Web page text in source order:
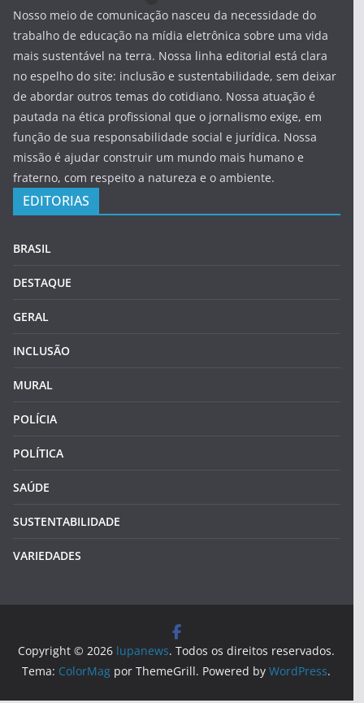
Nosso meio de comunicação nasceu da necessidade do
trabalho de educação na mídia eletrônica sobre uma vida
mais sustentável na terra. Nossa linha editorial está clara
no espelho do site: inclusão e sustentabilidade, sem deixar
de abordar outros temas do cotidiano. Nossa atuação é
pautada na ética profissional que o jornalismo exige, em
função de sua responsabilidade social e jurídica. Nossa
missão é ajudar construir um mundo mais humano e
fraterno, com respeito a natureza e o ambiente.
EDITORIAS
BRASIL
DESTAQUE
GERAL
INCLUSÃO
MURAL
POLÍCIA
POLÍTICA
SAÚDE
SUSTENTABILIDADE
VARIEDADES
Copyright © 2026 lupanews. Todos os direitos reservados.
Tema: ColorMag por ThemeGrill. Powered byWordPress.